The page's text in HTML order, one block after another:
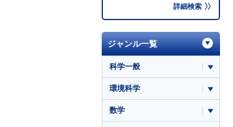
詳細検索
ジャンル一覧
科学一般
環境科学
数学